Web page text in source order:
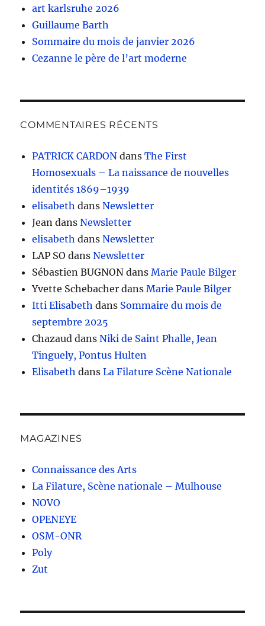
art karlsruhe 2026
Guillaume Barth
Sommaire du mois de janvier 2026
Cezanne le père de l’art moderne
COMMENTAIRES RÉCENTS
PATRICK CARDON dansThe First
Homosexuals – La naissance de nouvelles
identités 1869–1939
elisabeth dansNewsletter
Jean dansNewsletter
elisabeth dansNewsletter
LAP SO dansNewsletter
Sébastien BUGNON dansMarie Paule Bilger
Yvette Schebacher dansMarie Paule Bilger
Itti Elisabeth dans Sommaire du mois de
septembre 2025
Chazaud dansNiki de Saint Phalle, Jean
Tinguely, Pontus Hulten
Elisabeth dansLa Filature Scène Nationale
MAGAZINES
Connaissance des Arts
La Filature, Scène nationale – Mulhouse
NOVO
OPENEYE
OSM-ONR
Poly
Zut